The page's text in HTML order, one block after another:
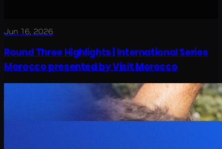
Jun 16, 2026
Round Three Highlights | International Series
Morocco presented by Visit Morocco